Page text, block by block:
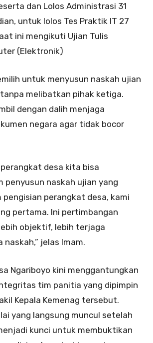
dan Lolos Administrasi 31
untuk lolos Tes Praktik IT 27
ini mengikuti Ujian Tulis
(Elektronik)
untuk menyusun naskah ujian
melibatkan pihak ketiga.
dengan dalih menjaga
negara agar tidak bocor
desa kita bisa
penyusun naskah ujian yang
pengisian perangkat desa, kami
pertama. Ini pertimbangan
objektif, lebih terjaga
naskah,” jelas Imam.
Ngariboyo kini menggantungkan
tim panitia yang dipimpin
Kepala Kemenag tersebut.
yang langsung muncul setelah
kunci untuk membuktikan